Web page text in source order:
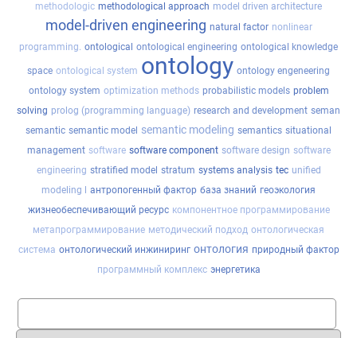
methodologic methodological approach model driven architecture
model-driven engineering natural factor nonlinear
programming. ontological ontological engineering ontological knowledge
space ontological system ontology ontology engeneering
ontology system optimization methods probabilistic models problem
solving prolog (programming language) research and development seman
semantic semantic model semantic modeling semantics situational
management software software component software design software
engineering stratified model stratum systems analysis tec unified
modeling l
антропогенный фактор база знаний геоэкология
жизнеобеспечивающий ресурс компонентное программирование
метапрограммирование методический подход онтологическая
система онтологический инжиниринг онтология природный фактор
программный комплекс энергетика